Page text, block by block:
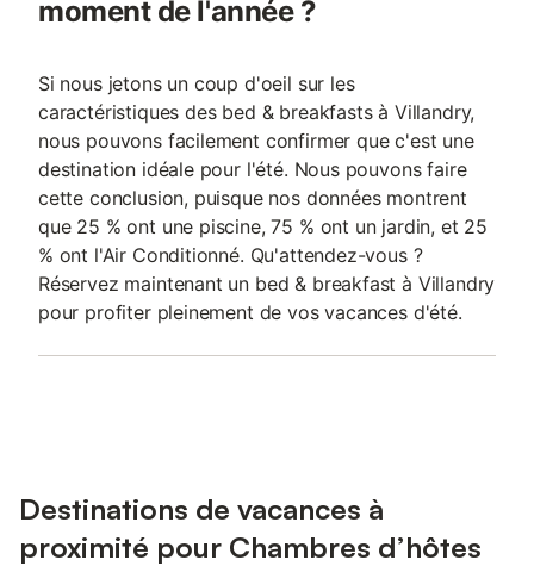
moment de l'année ?
Si nous jetons un coup d'oeil sur les
caractéristiques des bed & breakfasts à Villandry,
nous pouvons facilement confirmer que c'est une
destination idéale pour l'été. Nous pouvons faire
cette conclusion, puisque nos données montrent
que 25 % ont une piscine, 75 % ont un jardin, et 25
% ont l'Air Conditionné. Qu'attendez-vous ?
Réservez maintenant un bed & breakfast à Villandry
pour profiter pleinement de vos vacances d'été.
Destinations de vacances à
proximité pour Chambres d’hôtes